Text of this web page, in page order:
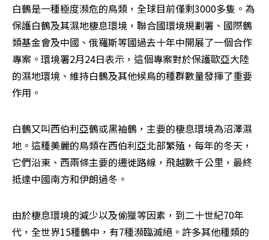
白鶴是一種極度瀕危的鳥類，全球目前僅剩3000多隻。為
保護白鶴及其濕地棲息環境，聯合國環境規劃署、國際鶴
類基金會及中國、俄羅斯等國過去十年中開展了一個合作
專案。環境署2月24日表示，這個專案對於保護歐亞大陸
的濕地環境、維持白鶴及其他候鳥的種群數量發揮了重要
作用。
白鶴又叫西伯利亞鶴或黑袖鶴，主要的棲息環境為沼澤濕
地。這種美麗的鳥類在西伯利亞北部繁殖，每年的冬天，
它們沿東、西兩條主要的遷徙路線，飛越數千公里，最終
抵達中國南方和伊朗過冬。
由於棲息環境的減少以及偷獵等因素，到二十世紀70年
代，全世界15種鶴中，有7種瀕臨滅絕。許多其他種類的